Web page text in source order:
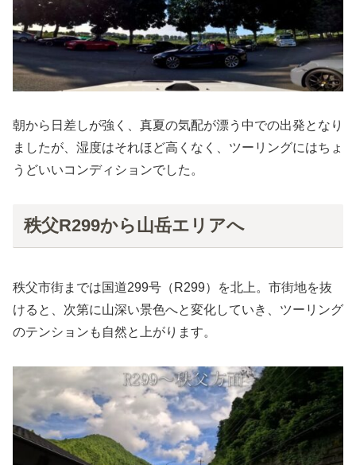
朝から日差しが強く、真夏の気配が漂う中での出発となり
ましたが、湿度はそれほど高くなく、ツーリングにはちょ
うどいいコンディションでした。
秩父R299から山岳エリアへ
秩父市街までは国道299号（R299）を北上。市街地を抜
けると、次第に山深い景色へと変化していき、ツーリング
のテンションも自然と上がります。